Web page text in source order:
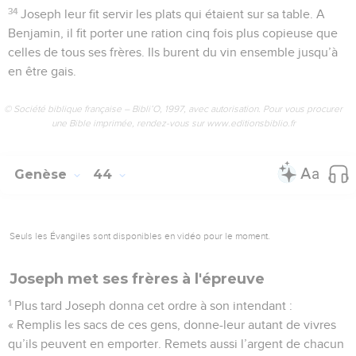
34 Joseph leur fit servir les plats qui étaient sur sa table. A
Benjamin, il fit porter une ration cinq fois plus copieuse que
celles de tous ses frères. Ils burent du vin ensemble jusqu’à
en être gais.
© Société biblique française – Bibli’O, 1997, avec autorisation. Pour vous procurer
une Bible imprimée, rendez-vous sur www.editionsbiblio.fr
Genèse 44
Seuls les Évangiles sont disponibles en vidéo pour le moment.
Joseph met ses frères à l'épreuve
1 Plus tard Joseph donna cet ordre à son intendant :
« Remplis les sacs de ces gens, donne-leur autant de vivres
qu’ils peuvent en emporter. Remets aussi l’argent de chacun